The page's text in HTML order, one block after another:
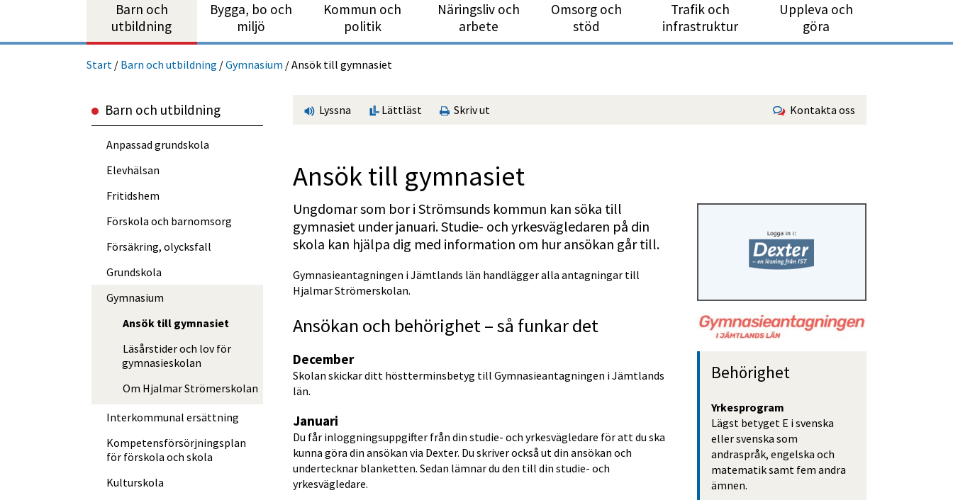
Barn och
utbild­ning
Bygga, bo och
miljö
Kommun och
politik
Närings­liv och
arbete
Omsorg och
stöd
Trafik och
infrastruktur
Uppleva och
göra
Start / Barn och utbild­ning /Gymnasium /Ansök till gymnasiet
Lyssna Lättläst Skriv ut Kontakta oss
Ansök till gymnasiet
Ungdomar som bor i Strömsunds kommun kan söka till
gymnasiet under januari. Studie- och yrkesvägledaren på din
skola kan hjälpa dig med information om hur ansökan går till.
Gymnasieantagningen i Jämtlands län handlägger alla antagningar till
Hjalmar Strömerskolan.
Ansökan och behörighet – så funkar det
December
Skolan skickar ditt höstterminsbetyg till Gymnasieantagningen i Jämtlands
län.
Januari
Du får inloggningsuppgifter från din studie- och yrkesvägledare för att du ska
kunna göra din ansökan via Dexter. Du skriver också ut din ansökan och
undertecknar blanketten. Sedan lämnar du den till din studie- och
yrkesvägledare.
Behörighet
Yrkesprogram
Lägst betyget E i svenska
eller svenska som
andraspråk, engelska och
matematik samt fem andra
ämnen.
Barn och utbild­ning
Anpassad grundskola
Elevhälsan
Fritidshem
Förskola och barnomsorg
Försäkring, olycksfall
Grundskola
Gymnasium
Ansök till gymnasiet
Läsårstider och lov för
gymnasieskolan
Om Hjalmar Strömerskolan
Interkommunal ersättning
Kompetens­försörjningsplan
för förskola och skola
Kulturskola